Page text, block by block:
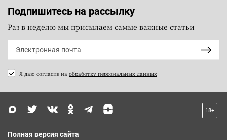
Подпишитесь на рассылку
Раз в неделю мы присылаем самые важные статьи
Я даю согласие на обработку персональных данных
18+
Полная версия сайта